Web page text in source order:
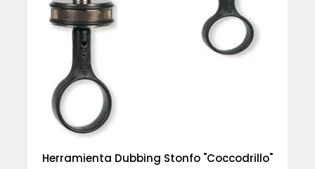
Herramienta Dubbing Stonfo "Coccodrillo"